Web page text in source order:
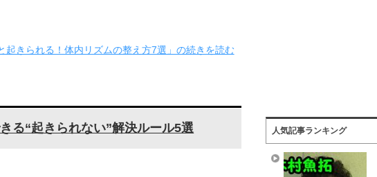
起きられる！体内リズムの整え方7選」の続きを読む
る“起きられない”解決ルール5選 人気記事ランキング